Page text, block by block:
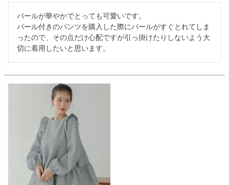
パールが華やかでとっても可愛いです。
パール付きのパンツを購入した際にパールがすぐとれてしま
ったので、その点だけ心配ですが引っ掛けたりしないよう大
切に着用したいと思います。